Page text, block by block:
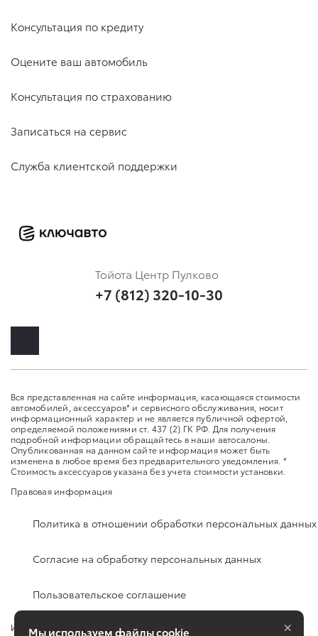
Консультация по кредиту
Оцените ваш автомобиль
Консультация по страхованию
Записаться на сервис
Служба клиентской поддержки
Тойота Центр Пулково
+7 (812) 320-10-30
Вся представленная на сайте информация, касающаяся стоимости
автомобилей, аксессуаров* и сервисного обслуживания, носит
информационный характер и не является публичной офертой,
определяемой положениями ст. 437 (2) ГК РФ. Для получения
подробной информации обращайтесь в наши автосалоны.
Опубликованная на данном сайте информация может быть
изменена в любое время без предварительного уведомления. *
Стоимость аксессуаров указана без учета стоимости установки.
Правовая информация
Политика в отношении обработки персональных данных
Согласие на обработку персональных данных
Пользовательское соглашение
Изменить настройку cookies
Мы используем файлы cookie ×